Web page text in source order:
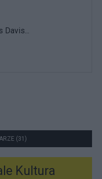
(31)
Kultura